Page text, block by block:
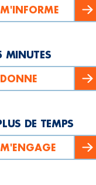
MINUTES
DE TEMPS